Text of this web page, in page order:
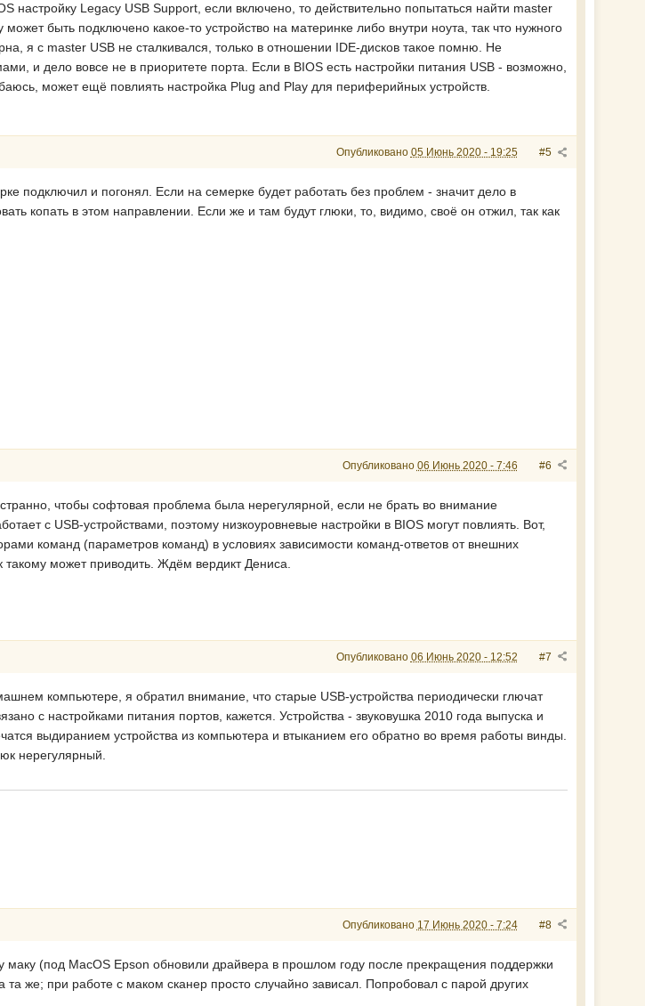
настройку Legacy USB Support, если включено, то действительно попытаться найти master
быть подключено какое-то устройство на материнке либо внутри ноута, так что нужного
я с master USB не сталкивался, только в отношении IDE-дисков такое помню. Не
и дело вовсе не в приоритете порта. Если в BIOS есть настройки питания USB - возможно,
может ещё повлиять настройка Plug and Play для периферийных устройств.
#5
Опубликовано 05 Июнь 2020 - 19:25
подключил и погонял. Если на семерке будет работать без проблем - значит дело в
копать в этом направлении. Если же и там будут глюки, то, видимо, своё он отжил, так как
#6
Опубликовано 06 Июнь 2020 - 7:46
чтобы софтовая проблема была нерегулярной, если не брать во внимание
с USB-устройствами, поэтому низкоуровневые настройки в BIOS могут повлиять. Вот,
команд (параметров команд) в условиях зависимости команд-ответов от внешних
может приводить. Ждём вердикт Дениса.
#7
Опубликовано 06 Июнь 2020 - 12:52
компьютере, я обратил внимание, что старые USB-устройства периодически глючат
с настройками питания портов, кажется. Устройства - звуковушка 2010 года выпуска и
выдиранием устройства из компьютера и втыканием его обратно во время работы винды.
нерегулярный.
#8
Опубликовано 17 Июнь 2020 - 7:24
маку (под MacOS Epson обновили драйвера в прошлом году после прекращения поддержки
же; при работе с маком сканер просто случайно зависал. Попробовал с парой других